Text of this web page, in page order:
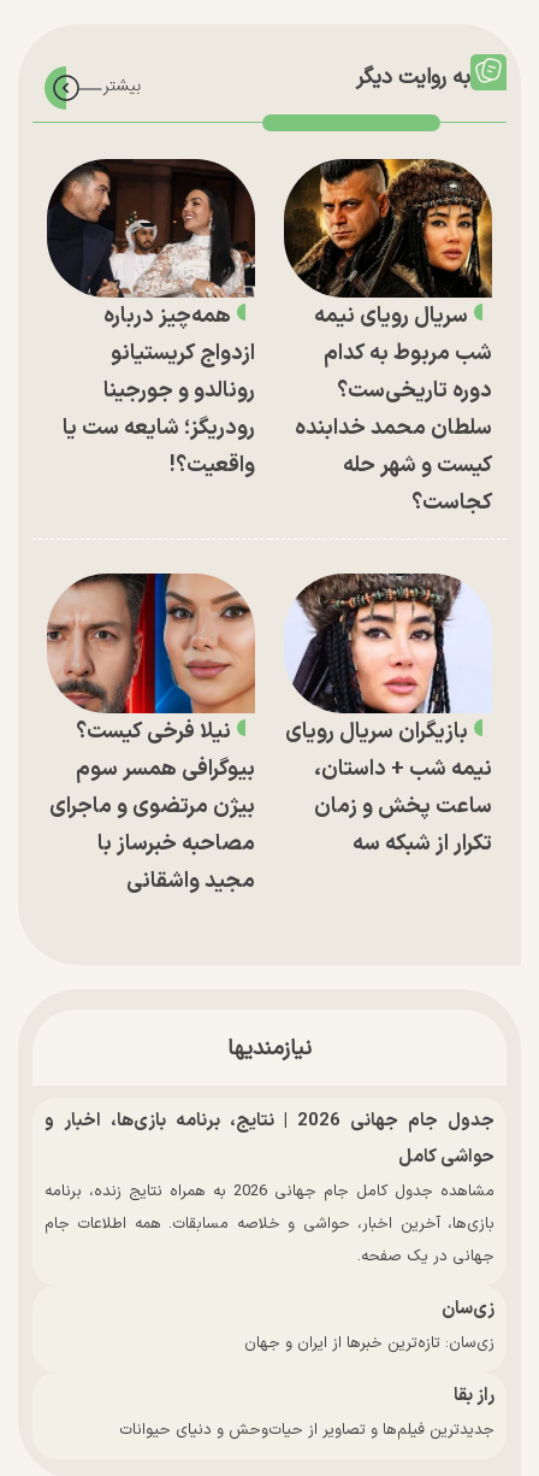
به روایت دیگر
سریال رویای نیمه
شب مربوط به کدام
دوره تاریخی‌ست؟
سلطان محمد خدابنده
کیست و شهر حله
کجاست؟
همه‌چیز درباره
ازدواج کریستیانو
رونالدو و جورجینا
رودریگز؛ شایعه ست یا
واقعیت؟!
بازیگران سریال رویای
نیمه شب + داستان،
ساعت پخش و زمان
تکرار از شبکه سه
نیلا فرخی کیست؟
بیوگرافی همسر سوم
بیژن مرتضوی و ماجرای
مصاحبه خبرساز با
مجید واشقانی
نیازمندیها
جدول جام جهانی 2026 | نتایج، برنامه بازی‌ها، اخبار و
حواشی کامل
مشاهده جدول کامل جام جهانی 2026 به همراه نتایج زنده، برنامه
بازی‌ها، آخرین اخبار، حواشی و خلاصه مسابقات. همه اطلاعات جام
جهانی در یک صفحه.
زی‌سان
زی‌سان: تازه‌ترین خبرها از ایران و جهان
راز بقا
جدیدترین فیلم‌ها و تصاویر از حیات‌وحش و دنیای حیوانات